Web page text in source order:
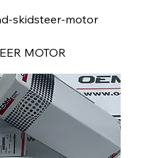
skidsteer-motor
MOTOR